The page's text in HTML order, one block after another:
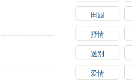
田园
抒情
送别
爱情